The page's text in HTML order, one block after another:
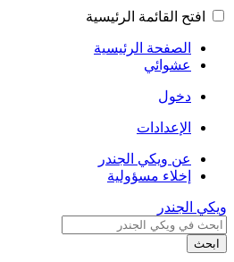
افتح القائمة الرئيسية
الصفحة الرئيسية
عشوائي
دخول
الإعدادات
عن ويكي الجندر
إخلاء مسؤولية
ويكي الجندر
ابحث